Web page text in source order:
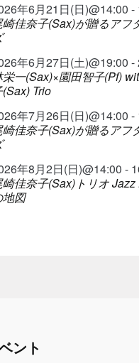
年6月21日(日)@14:00 -
崎佳奈子(Sax)が贈るアフ
年6月27日(土)@19:00 -
栄一(Sax)×園田智子(Pf)
(Sax) Trio
年7月26日(日)@14:00 -
崎佳奈子(Sax)が贈るアフ
年8月2日(日)@14:00 -
崎佳奈子(Sax)トリオ
地図
ント